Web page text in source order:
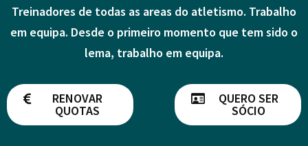
Treinadores de todas as areas do atletismo. Trabalho
em equipa. Desde o primeiro momento que tem sido o
lema, trabalho em equipa.
RENOVAR
QUOTAS
QUERO SER
SÓCIO